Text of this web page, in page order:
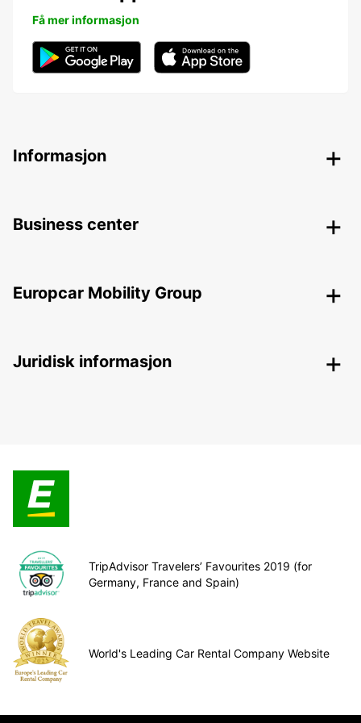
Få mer informasjon
Informasjon
Business center
Europcar Mobility Group
Juridisk informasjon
TripAdvisor Travelers’ Favourites 2019 (for
Germany, France and Spain)
World's Leading Car Rental Company Website